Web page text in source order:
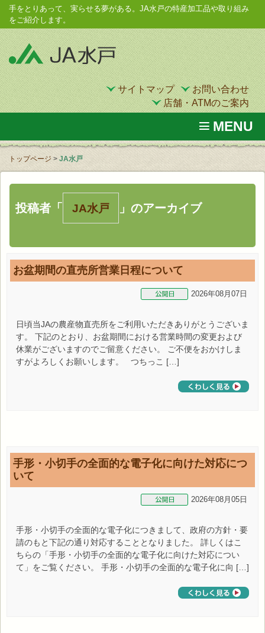
手をとりあって、実らせる夢がある。JA水戸の特産加工品や取り組み
をご紹介します。
お問い合わせ
サイトマップ
店舗・ATMのご案内
MENU
トップページ > JA水戸
投稿者「 JA水戸 」のアーカイブ
お盆期間の直売所営業日程について
2026年08月07日
日頃当JAの農産物直売所をご利用いただきありがとうございま
す。 下記のとおり、お盆期間における営業時間の変更および
休業がございますのでご留意ください。 ご不便をおかけしま
すがよろしくお願いします。 つちっこ […]
手形・小切手の全面的な電子化に向けた対応につ
いて
2026年08月05日
手形・小切手の全面的な電子化につきまして、政府の方針・要
請のもと下記の通り対応することとなりました。 詳しくはこ
ちらの「手形・小切手の全面的な電子化に向けた対応につい
て」をご覧ください。 手形・小切手の全面的な電子化に向 […]